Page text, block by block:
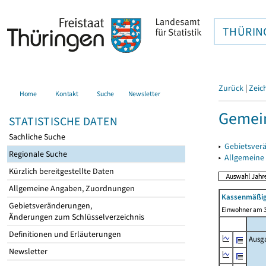
Home Kontakt Suche Newsletter
STATISTISCHE DATEN
Sachliche Suche
Regionale Suche
Kürzlich bereitgestellte Daten
Allgemeine Angaben, Zuordnungen
Gebietsveränderungen,
Änderungen zum Schlüsselverzeichnis
Definitionen und Erläuterungen
Newsletter
Zurück |
▸
▸
Einwohner am